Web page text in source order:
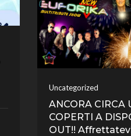
Uncategorized
ANCORA CIRCA
COPERTI A
OUT!!